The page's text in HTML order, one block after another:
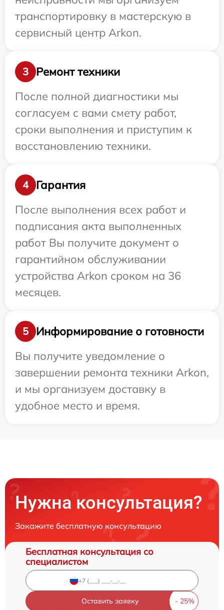
транспортировку в мастерскую в
сервисный центр Arkon.
3
Ремонт техники
После полной диагностики мы
согласуем с вами смету работ,
сроки выполнения и приступим к
восстановлению техники.
4
Гарантия
После выполнения всех работ и
подписания акта выполненных
работ Вы получите документ о
гарантийном обслуживании
устройства Arkon сроком на 36
месяцев.
5
Информирование о готовности
Вы получите уведомление о
завершении ремонта техники Arkon,
и мы организуем доставку в
удобное место и время.
Нужна консультация?
Закажите бесплатную консультацию
Бесплатная консультация со
специалистом
Оставить заявку